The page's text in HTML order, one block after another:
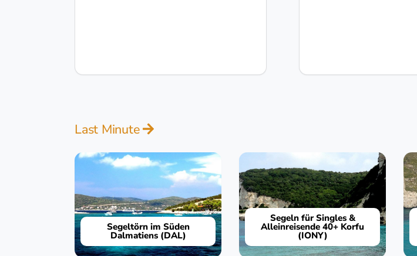
Last Minute
Segeltörn im Süden
Dalmatiens (DAL)
Segeln für Singles &
Alleinreisende 40+ Korfu
(IONY)